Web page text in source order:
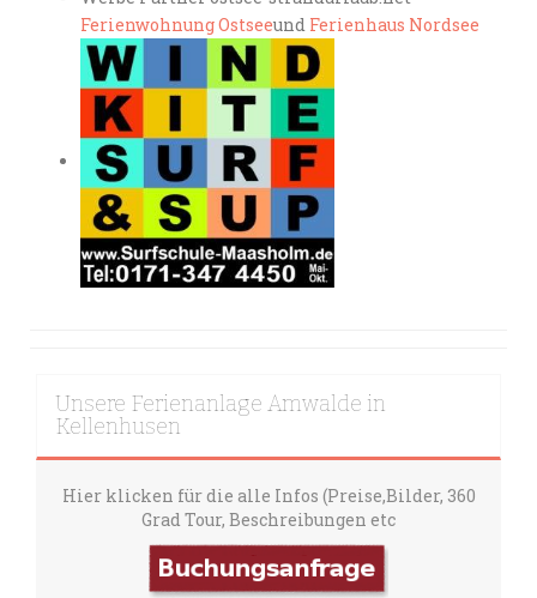
Ferienwohnung Ostseeund Ferienhaus Nordsee
Unsere Ferienanlage Amwalde in
Kellenhusen
Hier klicken für die alle Infos (Preise,Bilder, 360
Grad Tour, Beschreibungen etc